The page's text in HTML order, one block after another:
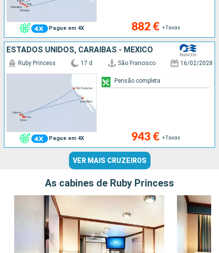
Pague em 4X 882 € +Taxas
ESTADOS UNIDOS, CARAIBAS - MEXICO
Pague em 4X
Ruby Princess 17 d São Francisco 16/02/2028
943 € +Taxas
Pensão completa
VER MAIS CRUZEIROS
As cabines de Ruby Princess